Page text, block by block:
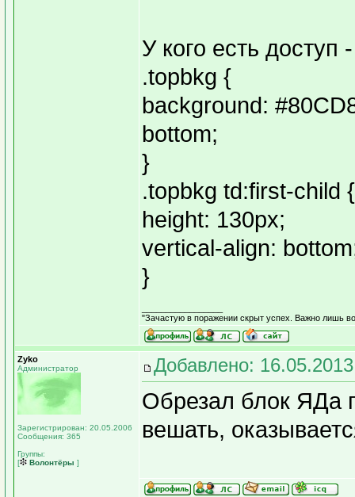
У кого есть доступ
.topbkg {
background:
bottom;
}
.topbkg td:first-child {
height: 130px;
vertical-align:
}
"Зачастую в поражении скрыт успех. Важно лишь
Zyko
Администратор
Зарегистрирован: 20.05.2006
Сообщения: 365
Группы:
[
Волонтёры ]
Добавлено:
Обрезал блок ЯДа
вешать,